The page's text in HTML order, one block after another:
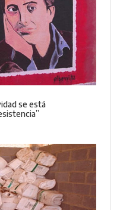
se está